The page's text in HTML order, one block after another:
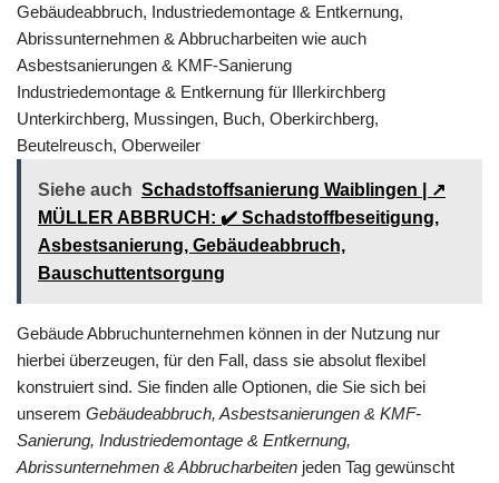
Gebäudeabbruch, Industriedemontage & Entkernung,
Abrissunternehmen & Abbrucharbeiten wie auch
Asbestsanierungen & KMF-Sanierung
Industriedemontage & Entkernung für Illerkirchberg
Unterkirchberg, Mussingen, Buch, Oberkirchberg,
Beutelreusch, Oberweiler
Siehe auch Schadstoffsanierung Waiblingen | ↗️
MÜLLER ABBRUCH: ✔️ Schadstoffbeseitigung,
Asbestsanierung, Gebäudeabbruch,
Bauschuttentsorgung
Gebäude Abbruchunternehmen können in der Nutzung nur
hierbei überzeugen, für den Fall, dass sie absolut flexibel
konstruiert sind. Sie finden alle Optionen, die Sie sich bei
unserem Gebäudeabbruch, Asbestsanierungen & KMF-
Sanierung, Industriedemontage & Entkernung,
Abrissunternehmen & Abbrucharbeiten jeden Tag gewünscht